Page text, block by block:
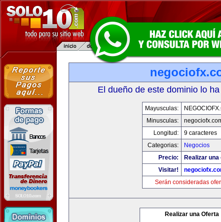
El dueño de este dominio lo
Mayusculas:
Minusculas:
Longitud:
9 caracteres
Categorias:
Negocios
Precio:
Realizar
Visitar!
Serán consideradas
Realizar una Oferta